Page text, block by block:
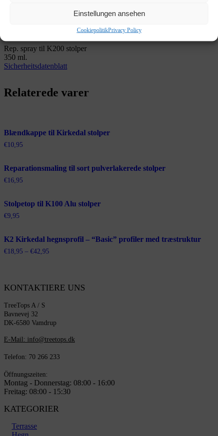
Einstellungen ansehen
CookiepolitikPrivacy Policy
Produktet er smart at købe hvis du er på udsigt efter et ny
for at undgå at det ruster.
Rep. spray til K200 stolper
350 ml.
Sicherheitsdatenblatt
Relaterede varer
Blændkappe til Kirkedal stolper
€10,95
Reparationsmaling til sort pulverlakerede stolper
€16,95
Stolpetop til K100 Alu stolper
€9,95
K2 Kirkedal hegnsprofil – “Basic” profiler med træstruktur
€18,95 – €42,95Prisinterval:
KONTAKTIERE UNS
TreeTops A / S
Bavnevej 32
DK-6580 Vamdrup
E-Mail: info@treetops.dk
Telefon: 70 266 233
Öffnungszeiten:
Montag - Donnerstag: 08:00 - 16:00
Freitag: 08:00 - 15:30
KATEGORIER
Terrasse